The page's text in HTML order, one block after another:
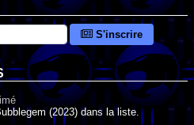
S'inscrire
(2023) dans la liste.